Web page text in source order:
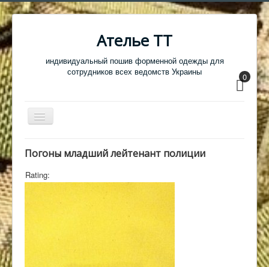
Ателье ТТ
индивидуальный пошив форменной одежды для
сотрудников всех ведомств Украины
0
Перемикач
навігації
Атрибутика
Погоны младший лейтенант полиции
Rating: